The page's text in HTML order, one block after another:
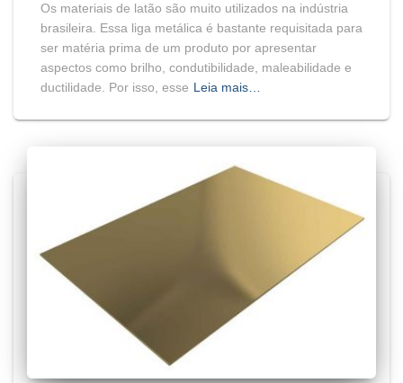
Os materiais de latão são muito utilizados na indústria
brasileira. Essa liga metálica é bastante requisitada para
ser matéria prima de um produto por apresentar
aspectos como brilho, condutibilidade, maleabilidade e
ductilidade. Por isso, esse Leia mais…